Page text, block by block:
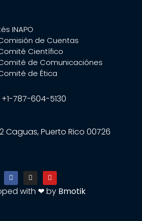
INAPO
de Cuentas
Científico
de Comunicaciónes
de Ética
+1-787-604-5130
Caguas, Puerto Rico 00726
with ❤ by Bmotik